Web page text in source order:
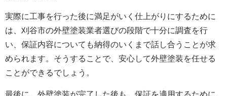
実際に工事を行った後に満足がいく仕上がりにするために
は、刈谷市の外壁塗装業者選びの段階で十分に調査を行
い、保証内容についても納得のいくまで話し合うことが求
められます。そうすることで、安心して外壁塗装を任せる
ことができるでしょう。